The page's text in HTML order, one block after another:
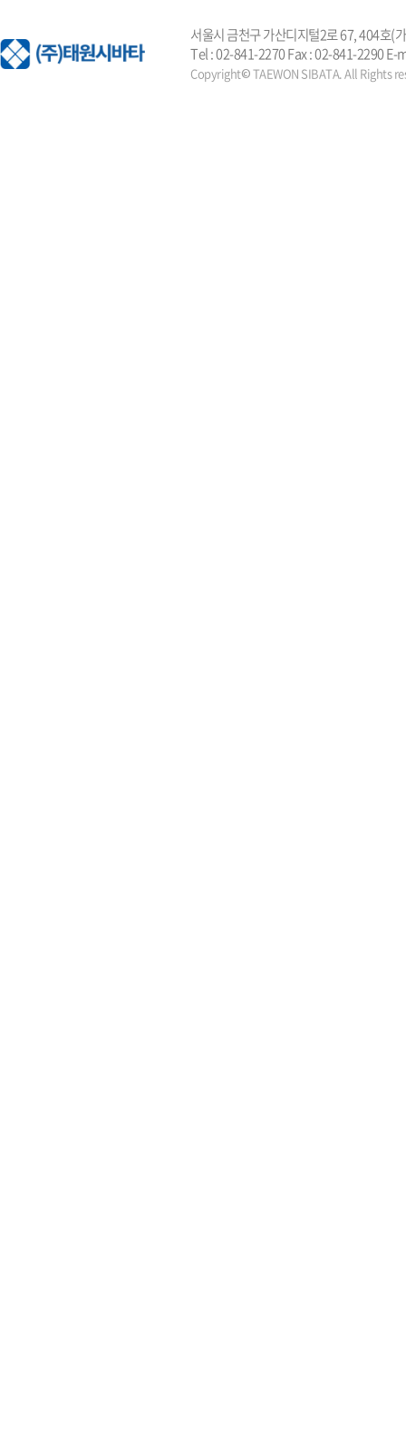
서울시 금천구 가산디지털2로 67, 404호(
Tel : 02-841-2270 Fax : 02-841-2290
Copyright© TAEWON SIBATA. All Rights